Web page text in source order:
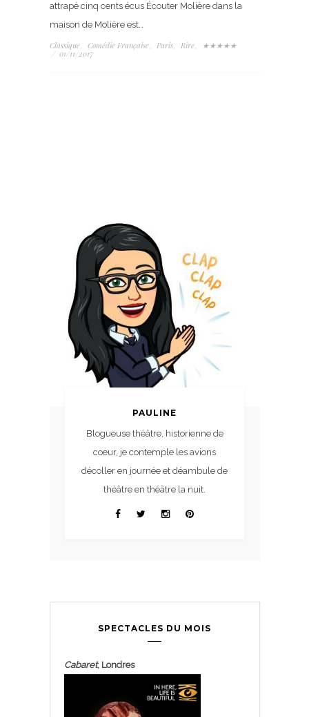
attrapé cinq cents écus Écouter Molière dans la
maison de Molière est…
Classique, Comédie Française, Paris, Rire,
★★★★★
/ 01/11/2017
PAULINE
Blogueuse théâtre, historienne de
coeur, je contemple les avions
décoller en journée et déambule de
théâtre en théâtre la nuit.
SPECTACLES DU MOIS
Cabaret, Londres